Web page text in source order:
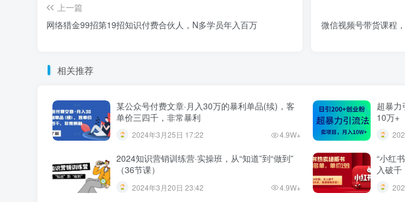
上一篇
网络猎金99招第19招知识付费合伙人，N多学员年入百万
微信视频号带货课程
相关推荐
某公众号付费文章·月入30万的暴利单品(续)，客
单价三四千，非常暴利
2024年3月25日 17:22 4.9W+
超暴力
10万+
2024知识营销训练营·实操班，从“知道”到“做到”
（36节课）
2024年3月20日 23:42 4.9W+
“小红
入破